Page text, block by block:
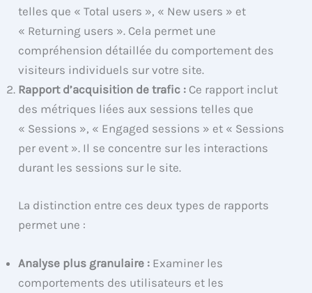
telles que « Total users », « New users » et
« Returning users ». Cela permet une
compréhension détaillée du comportement des
visiteurs individuels sur votre site.
Rapport d’acquisition de trafic : Ce rapport inclut
des métriques liées aux sessions telles que
« Sessions », « Engaged sessions » et « Sessions
per event ». Il se concentre sur les interactions
durant les sessions sur le site.
La distinction entre ces deux types de rapports
permet une :
Analyse plus granulaire : Examiner les
comportements des utilisateurs et les